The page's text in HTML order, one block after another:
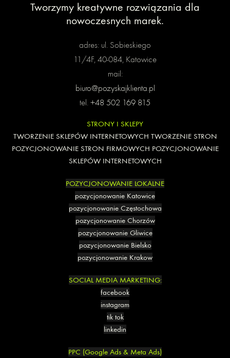
Tworzymy kreatywne rozwiązania dla
nowoczesnych marek.
adres: ul. Sobieskiego
11/4F, 40-084, Katowice
mail:
biuro@pozyskajklienta.pl
tel. +48 502 169 815
STRONY I SKLEPY
TWORZENIE SKLEPÓW INTERNETOWYCH TWORZENIE STRON
POZYCJONOWANIE STRON FIRMOWYCH POZYCJONOWANIE
SKLEPÓW INTERNETOWYCH
POZYCJONOWANIE LOKALNE
pozycjonowanie Katowice
pozycjonowanie Częstochowa
pozycjonowanie Chorzów
pozycjonowanie Gliwice
pozycjonowanie Bielsko
pozycjonowanie Krakow
SOCIAL MEDIA MARKETING:
facebook
instagram
tik tok
linkedin
PPC (Google Ads & Meta Ads)